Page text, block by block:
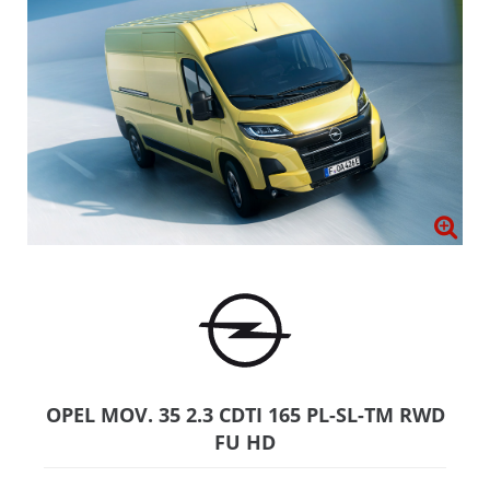
OPEL MOV. 35 2.3 CDTI 165 PL-SL-TM RWD
FU HD